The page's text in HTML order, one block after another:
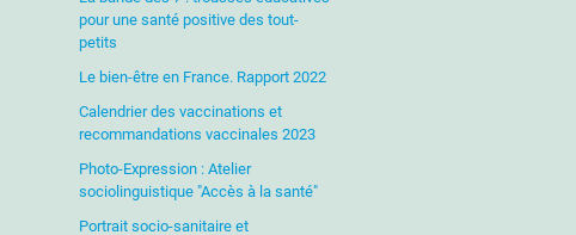
pour une santé positive des tout-
petits
Le bien-être en France. Rapport 2022
Calendrier des vaccinations et
recommandations vaccinales 2023
Photo-Expression : Atelier
sociolinguistique "Accès à la santé"
Portrait socio-sanitaire et